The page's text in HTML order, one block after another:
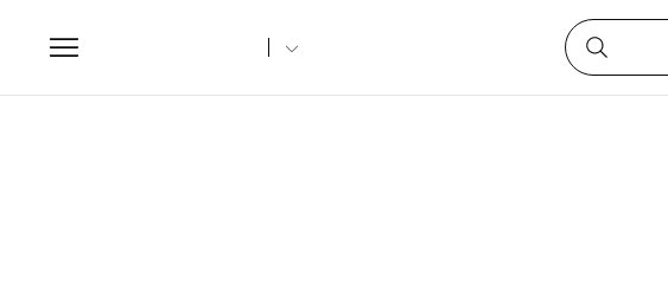
Toggle
navigation